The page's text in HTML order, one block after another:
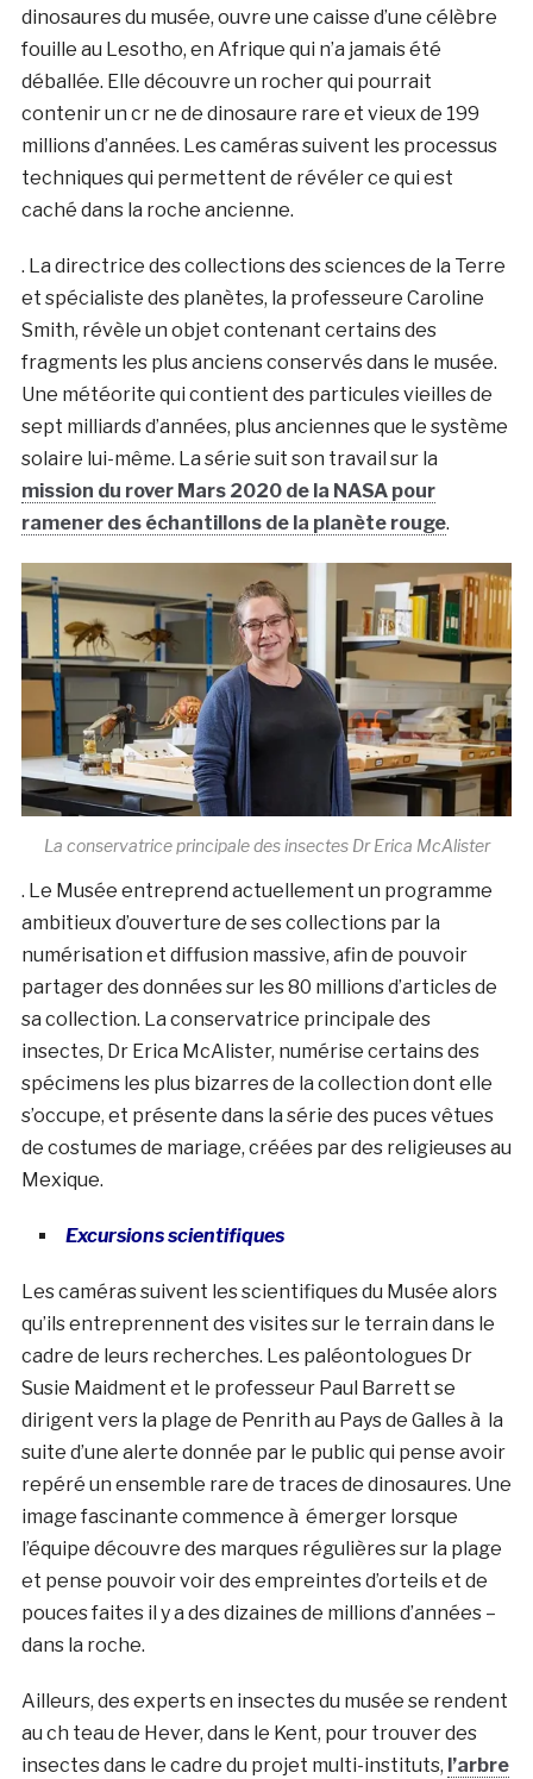
dinosaures du musée, ouvre une caisse d’une célèbre
fouille au Lesotho, en Afrique qui n’a jamais été
déballée. Elle découvre un rocher qui pourrait
contenir un cr ne de dinosaure rare et vieux de 199
millions d’années. Les caméras suivent les processus
techniques qui permettent de révéler ce qui est
caché dans la roche ancienne.
. La directrice des collections des sciences de la Terre
et spécialiste des planètes, la professeure Caroline
Smith, révèle un objet contenant certains des
fragments les plus anciens conservés dans le musée.
Une météorite qui contient des particules vieilles de
sept milliards d’années, plus anciennes que le système
solaire lui-même. La série suit son travail sur la
mission du rover Mars 2020 de la NASA pour
ramener des échantillons de la planète rouge.
La conservatrice principale des insectes Dr Erica McAlister
. Le Musée entreprend actuellement un programme
ambitieux d’ouverture de ses collections par la
numérisation et diffusion massive, afin de pouvoir
partager des données sur les 80 millions d’articles de
sa collection. La conservatrice principale des
insectes, Dr Erica McAlister, numérise certains des
spécimens les plus bizarres de la collection dont elle
s’occupe, et présente dans la série des puces vêtues
de costumes de mariage, créées par des religieuses au
Mexique.
Excursions scientifiques
Les caméras suivent les scientifiques du Musée alors
qu’ils entreprennent des visites sur le terrain dans le
cadre de leurs recherches. Les paléontologues Dr
Susie Maidment et le professeur Paul Barrett se
dirigent vers la plage de Penrith au Pays de Galles à la
suite d’une alerte donnée par le public qui pense avoir
repéré un ensemble rare de traces de dinosaures. Une
image fascinante commence à émerger lorsque
l’équipe découvre des marques régulières sur la plage
et pense pouvoir voir des empreintes d’orteils et de
pouces faites il y a des dizaines de millions d’années –
dans la roche.
Ailleurs, des experts en insectes du musée se rendent
au ch teau de Hever, dans le Kent, pour trouver des
insectes dans le cadre du projet multi-instituts, l’arbre